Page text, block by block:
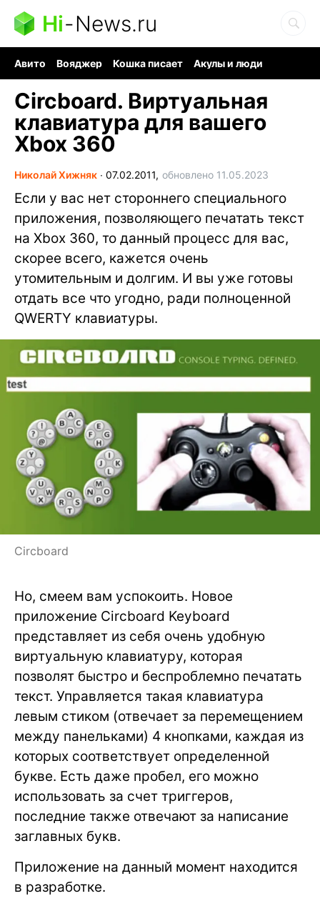
Hi-News.ru
Авито Вояджер Кошка писает
Акулы и люди
Circboard. Виртуальная
клавиатура для вашего
Xbox 360
Николай Хижняк ∙ 07.02.2011, обновлено 11.05.2023
Если у вас нет стороннего специального
приложения, позволяющего печатать текст
на Xbox 360, то данный процесс для вас,
скорее всего, кажется очень
утомительным и долгим. И вы уже готовы
отдать все что угодно, ради полноценной
QWERTY клавиатуры.
Circboard
Но, смеем вам успокоить. Новое
приложение Circboard Keyboard
представляет из себя очень удобную
виртуальную клавиатуру, которая
позволят быстро и беспроблемно печатать
текст. Управляется такая клавиатура
левым стиком (отвечает за перемещением
между панельками) 4 кнопками, каждая из
которых соответствует определенной
букве. Есть даже пробел, его можно
использовать за счет триггеров,
последние также отвечают за написание
заглавных букв.
Приложение на данный момент находится
в разработке.